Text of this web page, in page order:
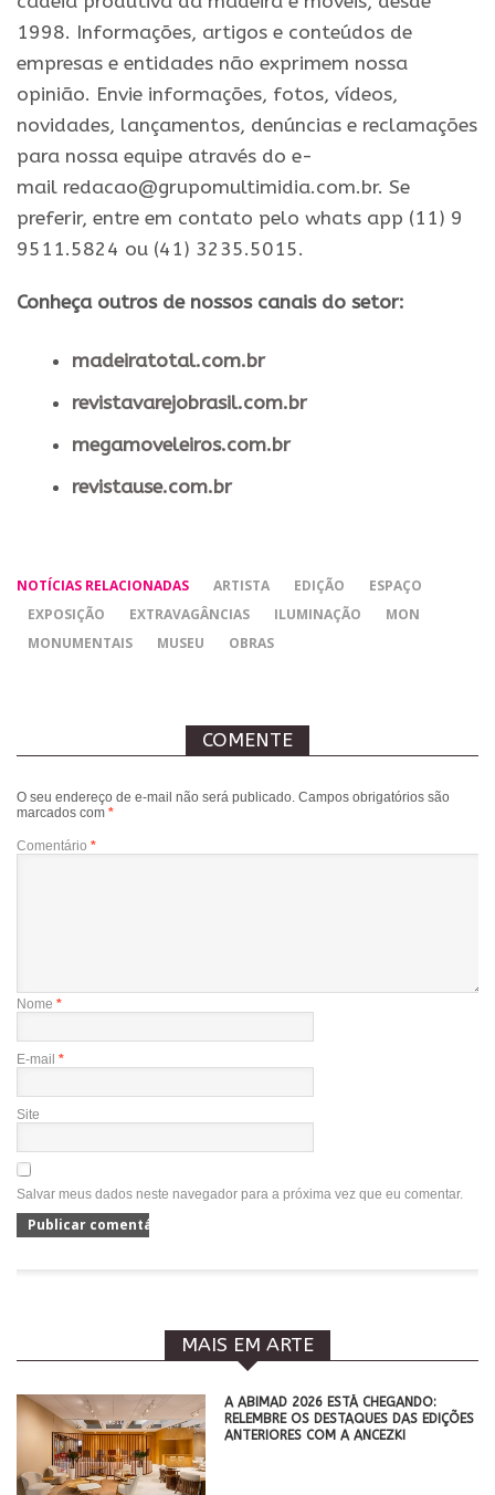
1998. Informações, artigos e conteúdos de
empresas e entidades não exprimem nossa
opinião. Envie informações, fotos, vídeos,
novidades, lançamentos, denúncias e reclamações
para nossa equipe através do e-
mail redacao@grupomultimidia.com.br. Se
preferir, entre em contato pelo whats app (11) 9
9511.5824 ou (41) 3235.5015.
Conheça outros de nossos canais do setor:
madeiratotal.com.br
revistavarejobrasil.com.br
megamoveleiros.com.br
revistause.com.br
NOTÍCIAS RELACIONADAS ARTISTA EDIÇÃO
ESPAÇO
EXPOSIÇÃO
EXTRAVAGÂNCIAS ILUMINAÇÃO
MON
MONUMENTAIS
MUSEU OBRAS
COMENTE
O seu endereço de e-mail não será publicado. Campos obrigatórios são
marcados com *
Comentário *
Nome *
E-mail *
Site
Salvar meus dados neste navegador para a próxima vez que eu comentar.
MAIS EM ARTE
A ABIMAD 2026 ESTÁ CHEGANDO:
RELEMBRE OS DESTAQUES DAS EDIÇÕES
ANTERIORES COM A ANCEZKI